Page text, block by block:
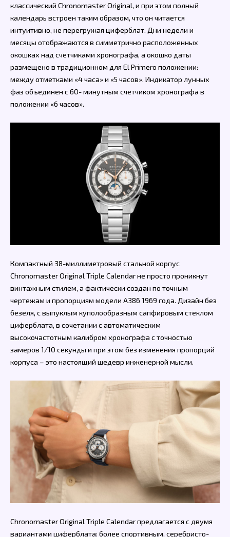
классический Chronomaster Original, и при этом полный
календарь встроен таким образом, что он читается
интуитивно, не перегружая циферблат. Дни недели и
месяцы отображаются в симметрично расположенных
окошках над счетчиками хронографа, а окошко даты
размещено в традиционном для El Primero положении:
между отметками «4 часа» и «5 часов». Индикатор лунных
фаз объединен с 60- минутным счетчиком хронографа в
положении «6 часов».
Компактный 38-миллиметровый стальной корпус
Chronomaster Original Triple Calendar не просто проникнут
винтажным стилем, а фактически создан по точным
чертежам и пропорциям модели A386 1969 года. Дизайн без
безеля, с выпуклым куполообразным сапфировым стеклом
циферблата, в сочетании с автоматическим
высокочастотным калибром хронографа с точностью
замеров 1/10 секунды и при этом без изменения пропорций
корпуса – это настоящий шедевр инженерной мысли.
Chronomaster Original Triple Calendar предлагается с двумя
вариантами циферблата: более спортивным, серебристо-